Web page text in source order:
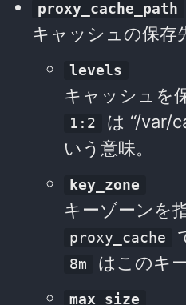
proxy_cache_path
キャッシュの保存
levels
キャッシュを
1:2
は “/var/
いう意味。
key_zone
キーゾーンを指
proxy_cache
8m はこのキ
max_size